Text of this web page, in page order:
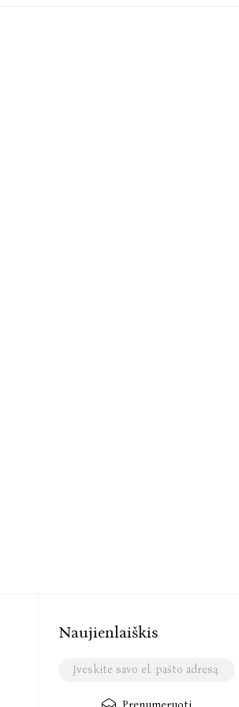
„Graca Aranha“ literatūros premiją ir
valanda“ – paskutinė rašytojos knyga,
Naujienlaiškis